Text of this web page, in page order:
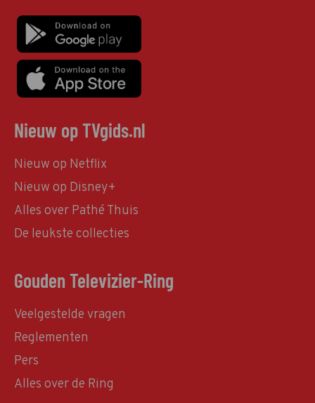
Nieuw op TVgids.nl
Nieuw op Netflix
Nieuw op Disney+
Alles over Pathé Thuis
De leukste collecties
Gouden Televizier-Ring
Veelgestelde vragen
Reglementen
Pers
Alles over de Ring